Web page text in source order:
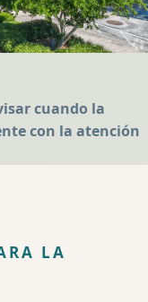
cuando la
con la atención
LA